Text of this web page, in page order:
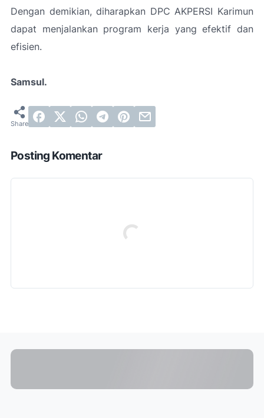
Dengan demikian, diharapkan DPC AKPERSI Karimun
dapat menjalankan program kerja yang efektif dan
efisien.
Samsul.
Posting Komentar